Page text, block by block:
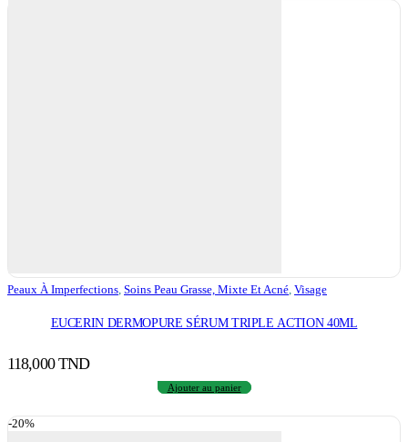
Peaux À Imperfections, Soins Peau Grasse, Mixte Et Acné, Visage
EUCERIN DERMOPURE SÉRUM TRIPLE ACTION 40ML
118,000TND
Ajouter au panier
-20%